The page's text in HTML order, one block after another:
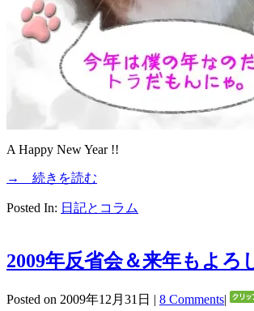
A Happy New Year !!
→ 続きを読む
Posted In: 日記とコラム
2009年反省会＆来年もよろ
Posted on 2009年12月31日 | 8 Comments|